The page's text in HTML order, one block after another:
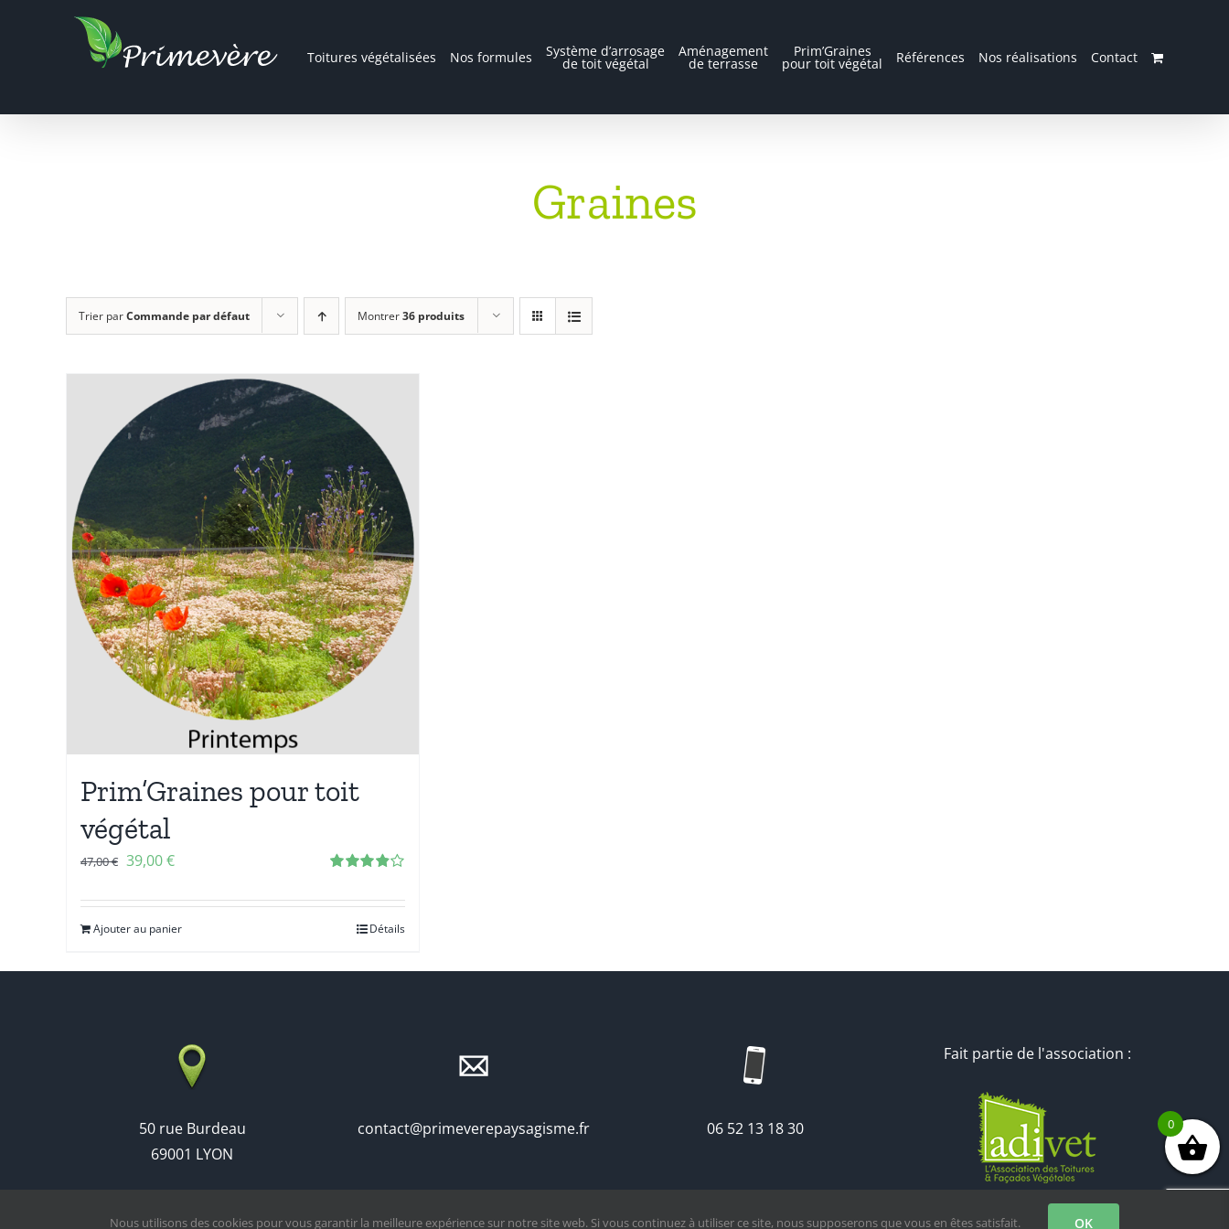
Toitures végétalisées Nos formules Système d’arrosage
de toit végétal
Aménagement
de terrasse
Prim’Graines
pour toit végétal Références Nos réalisations Contact
Graines
Trier parCommande par défaut Montrer36 produits
Prim’Graines pour toit
végétal
sur 5
47,00€ 39,00€
Ajouter au panier Détails
50 rue Burdeau
69001 LYON
contact@primeverepaysagisme.fr 06 52 13 18 30
Fait partie de l'association :
0
Nous utilisons des cookies pour vous garantir la meilleure expérience sur notre site web. Si vous continuez à utiliser ce site, nous supposerons que vous en êtes satisfait. OK